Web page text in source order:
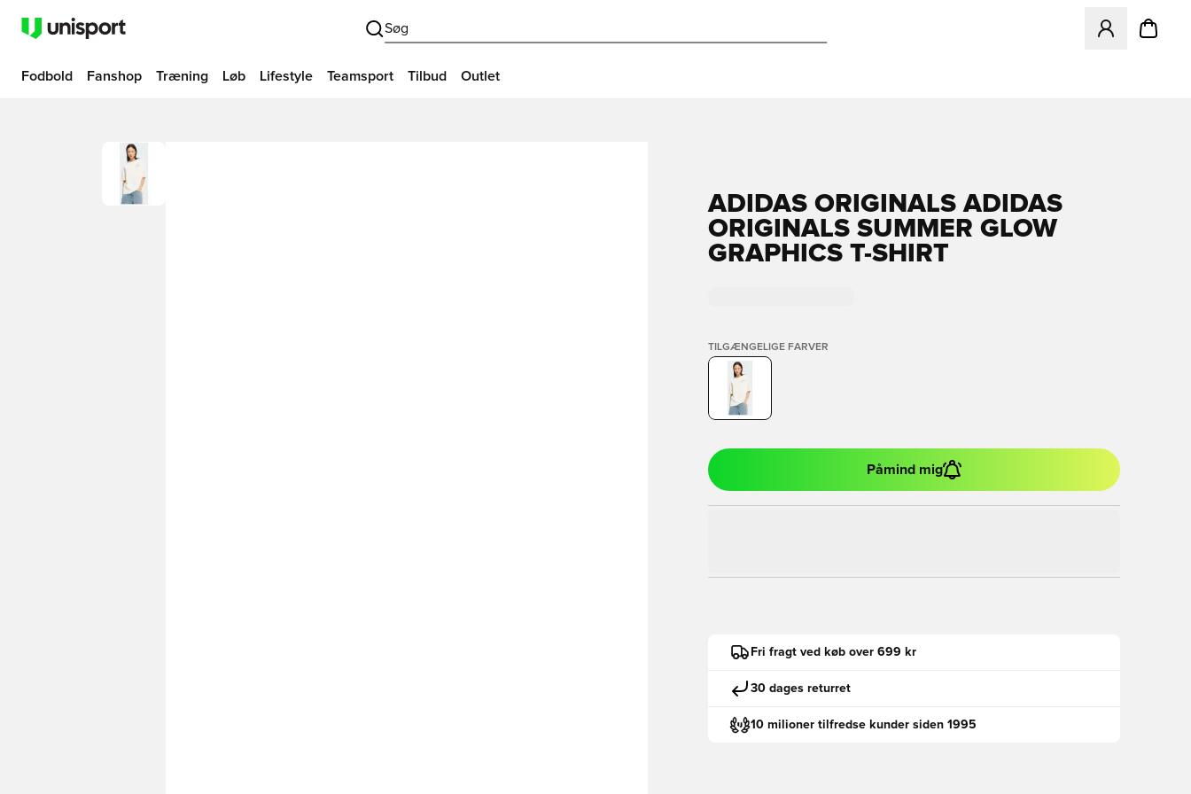
Søg
Åbner en
Fodbold Fanshop Træning Løb Lifestyle Teamsport Tilbud Outlet
ADIDAS ORIGINALS ADIDAS
ORIGINALS SUMMER GLOW
GRAPHICS T-SHIRT
TILGÆNGELIGE FARVER
Påmind mig
Fri fragt ved køb over 699 kr
30 dages returret
10 milioner tilfredse kunder siden 1995